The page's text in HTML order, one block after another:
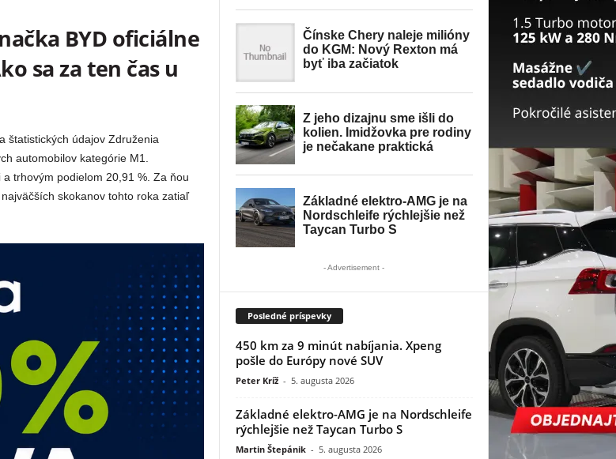
BYD oficiálne
sa za ten čas u
štatistických údajov Združenia
automobilov kategórie M1.
trhovým podielom 20,91 %. Za ňou
skokanov tohto roka zatiaľ
- Advertisement -
Posledné príspevky
450 km za 9 minút nabíjania. Xpeng
pošle do Európy nové SUV
Peter Kríž - 5. augusta 2026
Základné elektro-AMG je na Nordschleife
rýchlejšie než Taycan Turbo S
Martin Štepánik - 5. augusta 2026